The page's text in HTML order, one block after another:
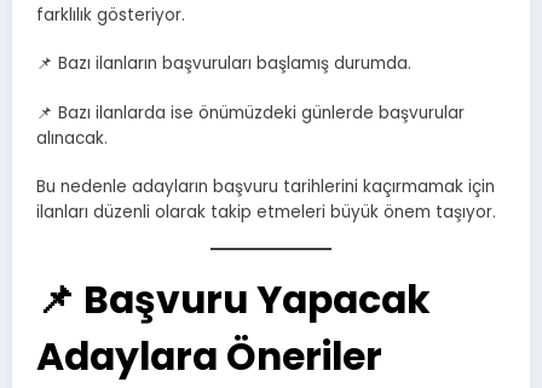
farklılık gösteriyor.
📌 Bazı ilanların başvuruları başlamış durumda.
📌 Bazı ilanlarda ise önümüzdeki günlerde başvurular
alınacak.
Bu nedenle adayların başvuru tarihlerini kaçırmamak için
ilanları düzenli olarak takip etmeleri büyük önem taşıyor.
📌 Başvuru Yapacak
Adaylara Öneriler